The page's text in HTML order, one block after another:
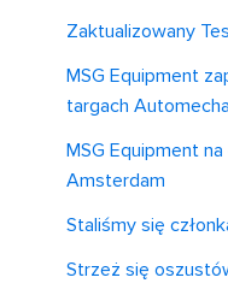
Zaktualizowany
MSG Equipment
targach
MSG Equipment
Amsterdam
Staliśmy się
Strzeż się